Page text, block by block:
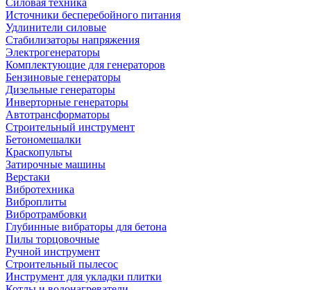
Силовая техника
Источники бесперебойного питания
Удлинители силовые
Стабилизаторы напряжения
Электрогенераторы
Комплектующие для генераторов
Бензиновые генераторы
Дизельные генераторы
Инверторные генераторы
Автотрансформаторы
Строительный инструмент
Бетономешалки
Краскопульты
Затирочные машины
Верстаки
Вибротехника
Виброплиты
Вибротрамбовки
Глубинные вибраторы для бетона
Пилы торцовочные
Ручной инструмент
Строительный пылесос
Инструмент для укладки плитки